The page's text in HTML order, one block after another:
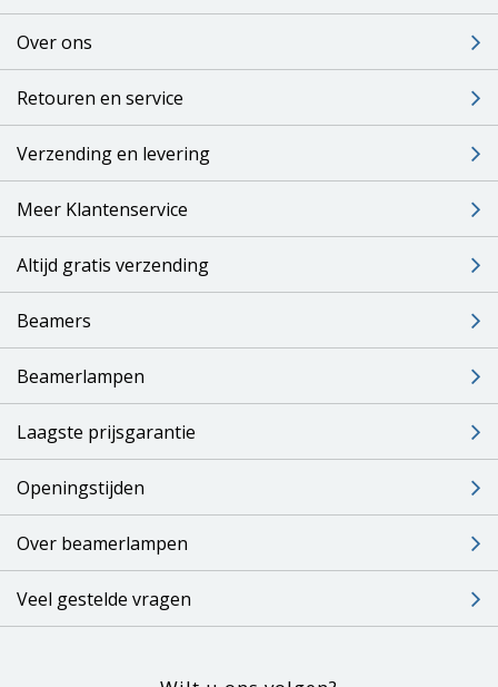
Over ons
Retouren en service
Verzending en levering
Meer Klantenservice
Altijd gratis verzending
Beamers
Beamerlampen
Laagste prijsgarantie
Openingstijden
Over beamerlampen
Veel gestelde vragen